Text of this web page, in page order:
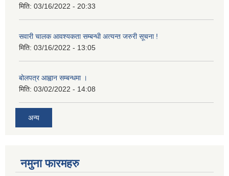
मिति: 03/16/2022 - 20:33
सवारी चालक आवश्यकता सम्बन्धी अत्यन्त जरुरी सूचना !
मिति: 03/16/2022 - 13:05
बोलपत्र आह्वान सम्बन्धमा ।
मिति: 03/02/2022 - 14:08
अन्य
नमुना फारमहरु